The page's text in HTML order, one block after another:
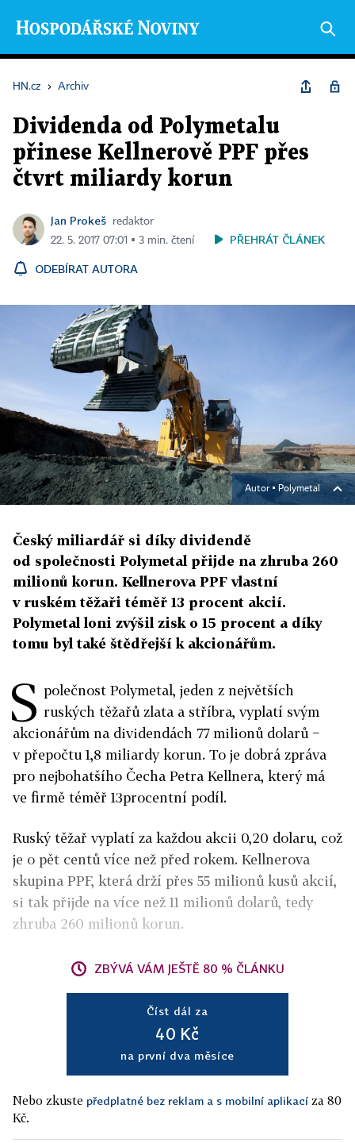
HN.cz › Archiv
Dividenda od Polymetalu
přinese Kellnerově PPF přes
čtvrt miliardy korun
Jan Prokeš
redaktor
22. 5. 2017 07:01 ▪ 3 min. čtení
PŘEHRÁT ČLÁNEK
ODEBÍRAT AUTORA
Autor ▪ Polymetal
Český miliardář si díky dividendě
od společnosti Polymetal přijde na zhruba 260
milionů korun. Kellnerova PPF vlastní
v ruském těžaři téměř 13 procent akcií.
Polymetal loni zvýšil zisk o 15 procent a díky
tomu byl také štědřejší k akcionářům.
S polečnost Polymetal, jeden z největších
ruských těžařů zlata a stříbra, vyplatí svým
akcionářům na dividendách 77 milionů dolarů −
v přepočtu 1,8 miliardy korun. To je dobrá zpráva
pro nejbohatšího Čecha Petra Kellnera, který má
ve firmě téměř 13procentní podíl.
Ruský těžař vyplatí za každou akcii 0,20 dolaru, což
je o pět centů více než před rokem. Kellnerova
skupina PPF, která drží přes 55 milionů kusů akcií,
si tak přijde na více než 11 milionů dolarů, tedy
zhruba 260 milionů korun.
ZBÝVÁ VÁM JEŠTĚ 80 % ČLÁNKU
Číst dál za
40 Kč
na první dva měsíce
Nebo zkuste předplatné bez reklam a s mobilní aplikací za 80
Kč.